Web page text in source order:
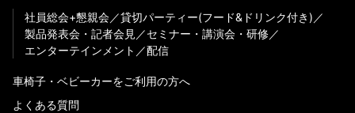
社員総会+懇親会
貸切パーティー(フード&ドリンク付き)
製品発表会・記者会見
セミナー・講演会・研修
エンターテインメント
配信
車椅子・ベビーカーをご利用の方へ
よくある質問